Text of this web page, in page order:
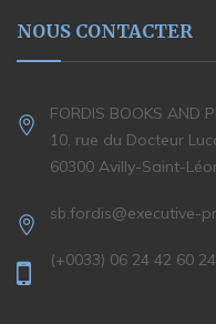
NOUS CONTACTER
FORDIS BOOKS AND
10, rue du Docteur
60300 Avilly-Saint-
sb.fordis@executive-
(+0033) 06 24 42 60 24